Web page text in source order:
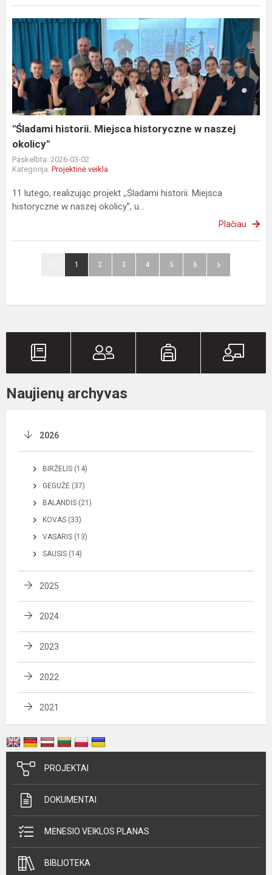
"Śladami
historii.
Miejsca
historyczne
w
naszej
okolicy"
"Śladami historii. Miejsca historyczne w naszej
okolicy"
Paskelbta: 2026-03-02
Kategorija: Projektinė veikla
11 lutego, realizując projekt ,,Śladami historii. Miejsca
historyczne w naszej okolicy”, u...
Plačiau
1 2 3 4 5 6
Naujienų archyvas
2026
BIRŽELIS (14)
GEGUŽĖ (37)
BALANDIS (21)
KOVAS (33)
VASARIS (13)
SAUSIS (14)
2025
2024
2023
2022
2021
PROJEKTAI
DOKUMENTAI
MĖNESIO VEIKLOS PLANAS
BIBLIOTEKA